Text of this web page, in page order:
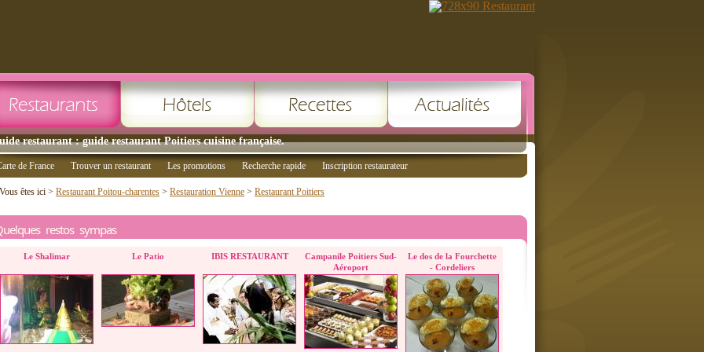
restaurant : guide restaurant Poitiers cuisine française.
de France Trouver un restaurant Les promotions Recherche rapide Inscription restaurateur
Vous êtes ici > Restaurant Poitou-charentes > Restauration Vienne > Restaurant Poitiers
restos sympas
Le Shalimar Le Patio IBIS RESTAURANT
Campanile Poitiers Sud-
Aéroport
Le dos de la Fourchette
- Cordeliers